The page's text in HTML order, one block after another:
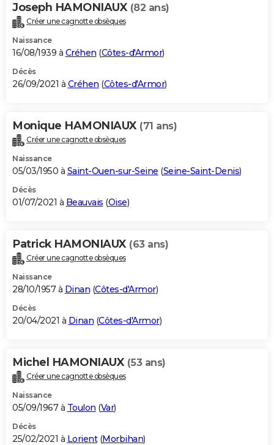
Joseph HAMONIAUX (82 ans)
Créer une cagnotte obsèques
Naissance
16/08/1939 à Créhen (Côtes-d'Armor)
Décès
26/09/2021 à Créhen (Côtes-d'Armor)
Monique HAMONIAUX (71 ans)
Créer une cagnotte obsèques
Naissance
05/03/1950 à Saint-Ouen-sur-Seine (Seine-Saint-Denis)
Décès
01/07/2021 à Beauvais (Oise)
Patrick HAMONIAUX (63 ans)
Créer une cagnotte obsèques
Naissance
28/10/1957 à Dinan (Côtes-d'Armor)
Décès
20/04/2021 à Dinan (Côtes-d'Armor)
Michel HAMONIAUX (53 ans)
Créer une cagnotte obsèques
Naissance
05/09/1967 à Toulon (Var)
Décès
25/02/2021 à Lorient(Morbihan)